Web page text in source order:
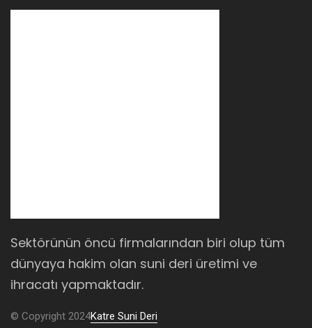
Sektörünün öncü firmalarından biri olup tüm
dünyaya hakim olan suni deri üretimi ve
ihracatı yapmaktadır.
© Copyright 2024Katre Suni Deri